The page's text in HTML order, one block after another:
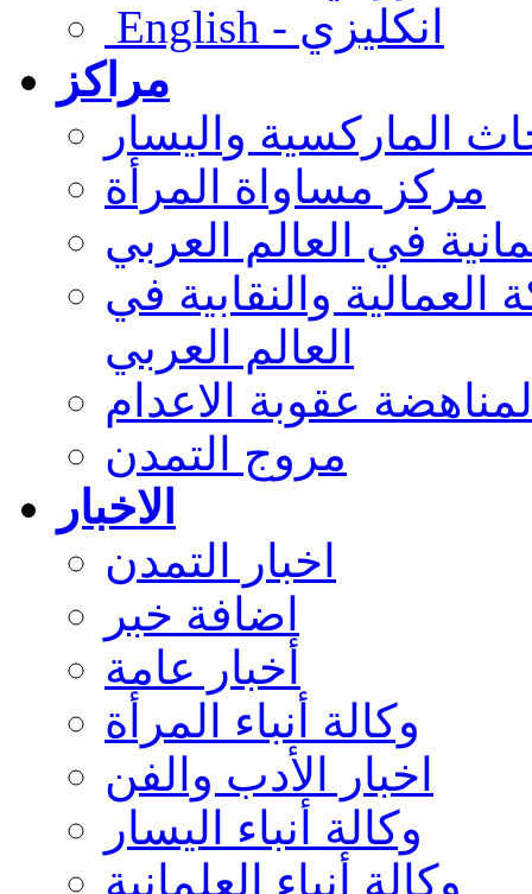
English - انكليزي
مراكز
الماركسية واليسار
مركز مساواة المرأة
في العالم العربي
والنقابية في
العالم العربي
عقوبة الاعدام
مروج التمدن
الاخبار
اخبار التمدن
اضافة خبر
أخبار عامة
وكالة أنباء المرأة
اخبار الأدب والفن
وكالة أنباء اليسار
وكالة أنباء العلمانية